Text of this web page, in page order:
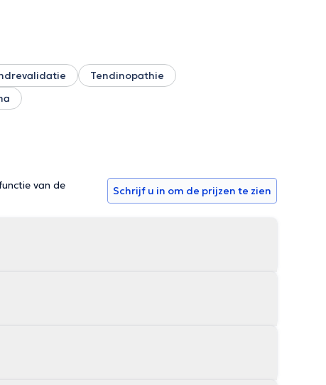
Tendinopathie
van de
Schrijf u in om de prijzen te zien